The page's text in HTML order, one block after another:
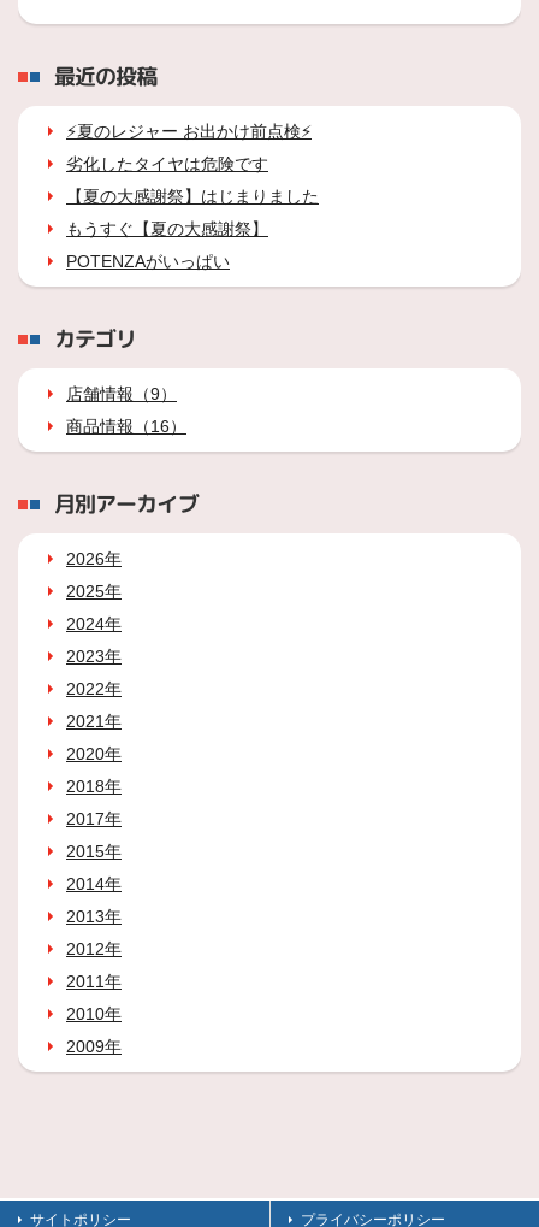
最近の投稿
⚡夏のレジャー お出かけ前点検⚡
劣化したタイヤは危険です
【夏の大感謝祭】はじまりました
もうすぐ【夏の大感謝祭】
POTENZAがいっぱい
カテゴリ
店舗情報（9）
商品情報（16）
月別アーカイブ
2026年
2025年
2024年
2023年
2022年
2021年
2020年
2018年
2017年
2015年
2014年
2013年
2012年
2011年
2010年
2009年
サイトポリシー プライバシーポリシー